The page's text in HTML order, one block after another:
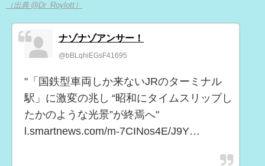
（出典 @Dr_Roylott）
ナゾナゾアンサー！
@bBLqhiEGsF41695
"「国鉄型車両しか来ないJRのターミナル
駅」に激変の兆し “昭和にタイムスリップし
たかのような光景”が終焉へ"
l.smartnews.com/m-7CINos4E/J9Y…